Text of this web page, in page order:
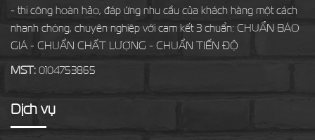
- thi công hoàn hảo, đáp ứng nhu cầu của khách hàng một cách
nhanh chóng, chuyên nghiệp với cam kết 3 chuẩn: CHUẨN BÁO
GIÁ - CHUẨN CHẤT LƯỢNG - CHUẨN TIẾN ĐỘ
MST: 0104753865
Dịch vụ